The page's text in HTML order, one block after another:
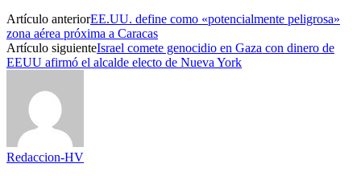
Artículo anteriorEE.UU. define como «potencialmente peligrosa»
zona aérea próxima a Caracas
Artículo siguienteIsrael comete genocidio en Gaza con dinero de
EEUU afirmó el alcalde electo de Nueva York
Redaccion-HV